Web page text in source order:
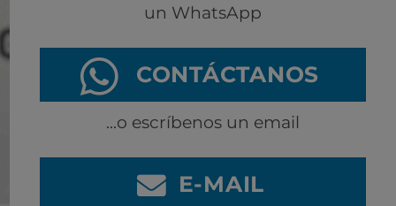
un WhatsApp
CONTÁCTANOS
...o escríbenos un email
E-MAIL